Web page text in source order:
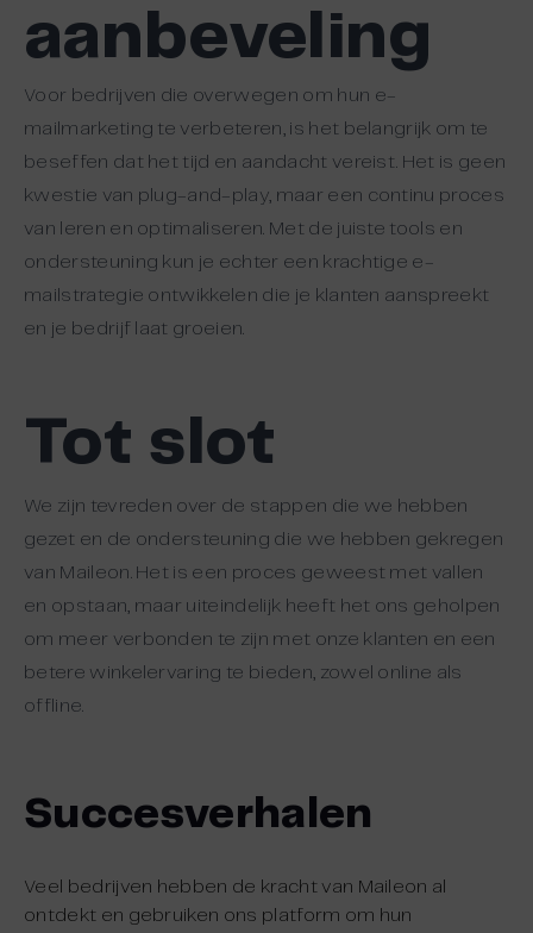
aanbeveling
Voor bedrijven die overwegen om hun e-
mailmarketing te verbeteren, is het belangrijk om te
beseffen dat het tijd en aandacht vereist. Het is geen
kwestie van plug-and-play, maar een continu proces
van leren en optimaliseren. Met de juiste tools en
ondersteuning kun je echter een krachtige e-
mailstrategie ontwikkelen die je klanten aanspreekt
en je bedrijf laat groeien.
Tot slot
We zijn tevreden over de stappen die we hebben
gezet en de ondersteuning die we hebben gekregen
van Maileon. Het is een proces geweest met vallen
en opstaan, maar uiteindelijk heeft het ons geholpen
om meer verbonden te zijn met onze klanten en een
betere winkelervaring te bieden, zowel online als
offline.
Succesverhalen
Veel bedrijven hebben de kracht van Maileon al
ontdekt en gebruiken ons platform om hun